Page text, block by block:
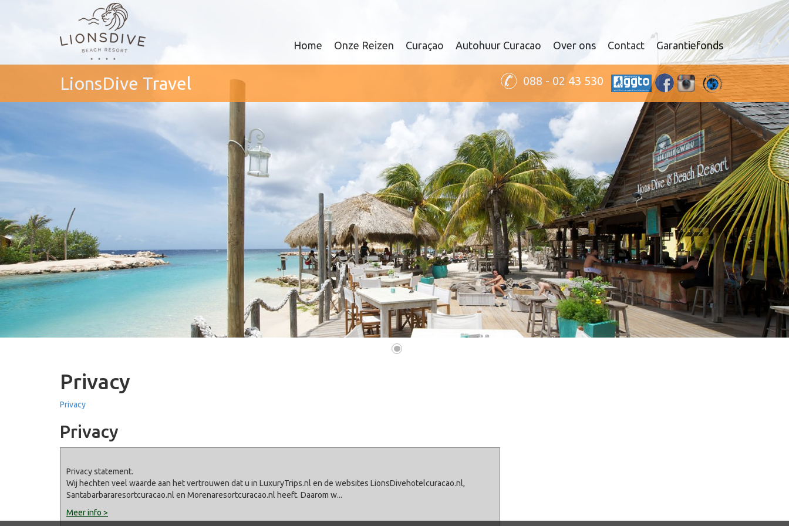
Home Onze Reizen Curaçao Autohuur Curacao Over ons Contact Garantiefonds
LionsDive Travel 088 - 02 43 530
•
Privacy
Privacy
Privacy
Privacy statement.
Wij hechten veel waarde aan het vertrouwen dat u in LuxuryTrips.nl en de websites LionsDivehotelcuracao.nl,
Santabarbararesortcuracao.nl en Morenaresortcuracao.nl heeft. Daarom w...
Meer info >